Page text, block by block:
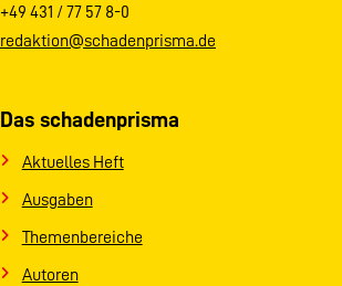
+49 431 / 77 57 8-0
redaktion@schadenprisma.de
Das schadenprisma
Aktuelles Heft
Ausgaben
Themenbereiche
Autoren